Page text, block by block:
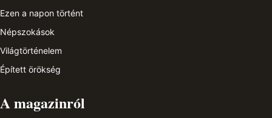
Ezen a napon történt
Népszokások
Világtörténelem
Épített örökség
A magazinról